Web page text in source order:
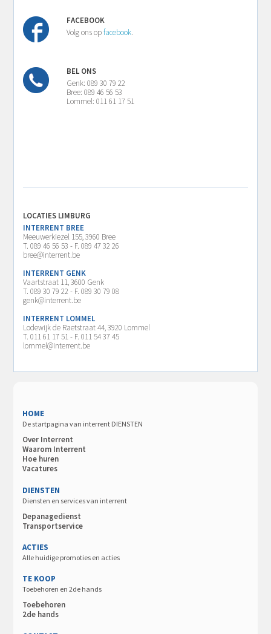
FACEBOOK
Volg ons opfacebook.
BEL ONS
Genk: 089 30 79 22
Bree: 089 46 56 53
Lommel: 011 61 17 51
LOCATIES LIMBURG
INTERRENT BREE
Meeuwerkiezel 155, 3960 Bree
T. 089 46 56 53 - F. 089 47 32 26
bree@interrent.be
INTERRENT GENK
Vaartstraat 11, 3600 Genk
T. 089 30 79 22 - F. 089 30 79 08
genk@interrent.be
INTERRENT LOMMEL
Lodewijk de Raetstraat 44, 3920 Lommel
T. 011 61 17 51 - F. 011 54 37 45
lommel@interrent.be
HOME
De startpagina van interrent DIENSTEN
Over Interrent
Waarom Interrent
Hoe huren
Vacatures
DIENSTEN
Diensten en services van interrent
Depanagedienst
Transportservice
ACTIES
Alle huidige promoties en acties
TE KOOP
Toebehoren en 2de hands
Toebehoren
2de hands